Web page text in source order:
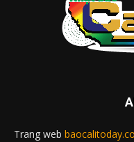
Trang web